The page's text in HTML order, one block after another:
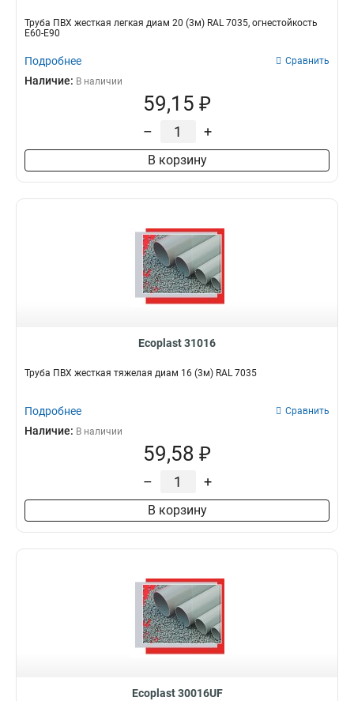
Труба ПВХ жесткая легкая диам 20 (3м) RAL 7035, огнестойкость
E60-E90
Подробнее Сравнить
Наличие: В наличии
59,15 ₽
– +
В корзину
Ecoplast 31016
Труба ПВХ жесткая тяжелая диам 16 (3м) RAL 7035
Подробнее Сравнить
Наличие: В наличии
59,58 ₽
– +
В корзину
Ecoplast 30016UF